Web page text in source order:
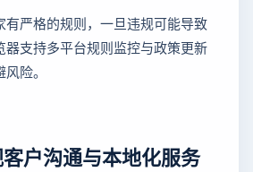
有严格的规则，一旦违规可能导致
器支持多平台规则监控与政策更新
险。
户沟通与本地化服务